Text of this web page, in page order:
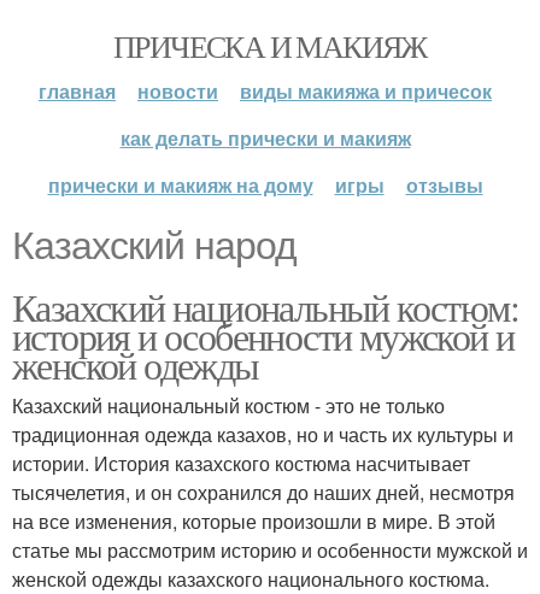
ПРИЧЕСКА И МАКИЯЖ
главная новости
виды макияжа и причесок
как делать прически и макияж
прически и макияж на дому
игры отзывы
Казахский народ
Казахский национальный костюм:
история и особенности мужской и
женской одежды
Казахский национальный костюм - это не только
традиционная одежда казахов, но и часть их культуры и
истории. История казахского костюма насчитывает
тысячелетия, и он сохранился до наших дней, несмотря
на все изменения, которые произошли в мире. В этой
статье мы рассмотрим историю и особенности мужской и
женской одежды казахского национального костюма.